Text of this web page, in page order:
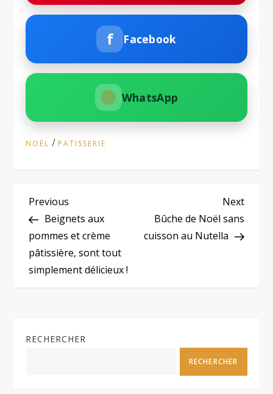
f Facebook
WhatsApp
NOËL / PATISSERIE
N
a
v
a
Previous
Post
Previous
Beignets aux
pommes et crème
pâtissière, sont tout
simplement délicieux !
Next
Post
Next
Bûche de Noël sans
cuisson au Nutella
RECHERCHER
RECHERCHER